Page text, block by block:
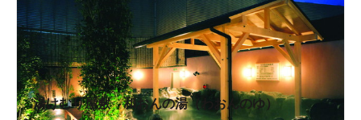
湯けむり屋敷 和おんの湯（わおんのゆ）